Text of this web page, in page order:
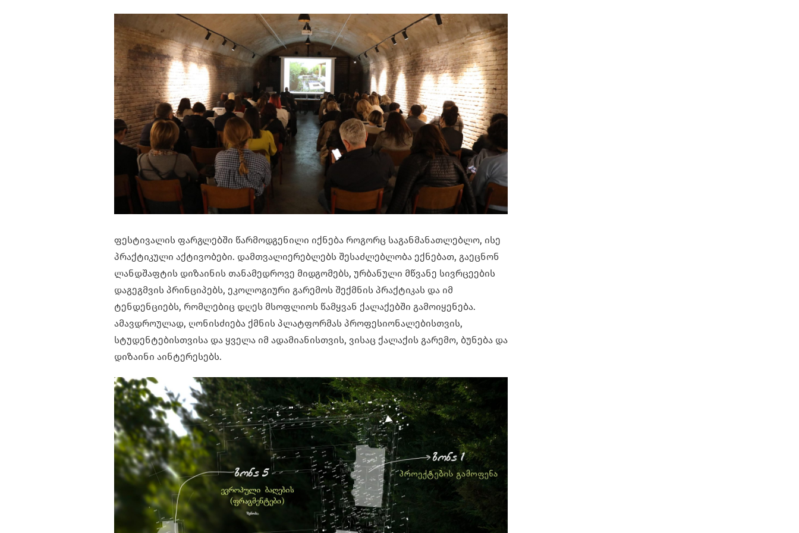
ფესტივალის ფარგლებში წარმოდგენილი იქნება როგორც საგანმანათლებლო, ისე
პრაქტიკული აქტივობები. დამთვალიერებლებს შესაძლებლობა ექნებათ, გაეცნონ
ლანდშაფტის დიზაინის თანამედროვე მიდგომებს, ურბანული მწვანე სივრცეების
დაგეგმვის პრინციპებს, ეკოლოგიური გარემოს შექმნის პრაქტიკას და იმ
ტენდენციებს, რომლებიც დღეს მსოფლიოს წამყვან ქალაქებში გამოიყენება.
ამავდროულად, ღონისძიება ქმნის პლატფორმას პროფესიონალებისთვის,
სტუდენტებისთვისა და ყველა იმ ადამიანისთვის, ვისაც ქალაქის გარემო, ბუნება და
დიზაინი აინტერესებს.